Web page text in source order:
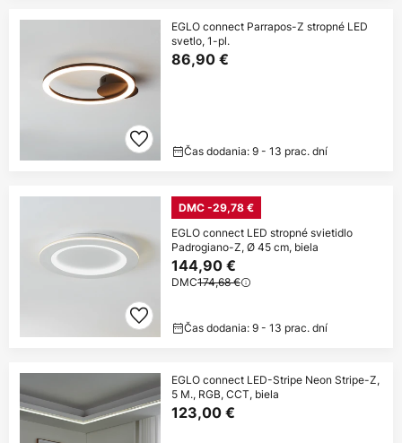
EGLO connect Parrapos-Z stropné LED
svetlo, 1-pl.
86,90 €
Čas dodania: 9 - 13 prac. dní
DMC -29,78 €
EGLO connect LED stropné svietidlo
Padrogiano-Z, Ø 45 cm, biela
144,90 €
DMC174,68 €
Čas dodania: 9 - 13 prac. dní
EGLO connect LED-Stripe Neon Stripe-Z,
5 M., RGB, CCT, biela
123,00 €